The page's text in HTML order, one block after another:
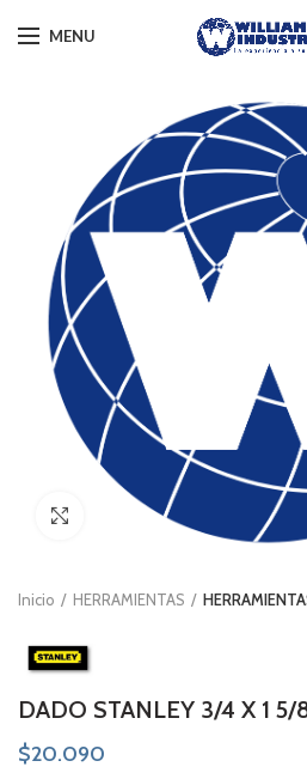
MENU
Click to enlarge
Inicio HERRAMIENTAS
DADO STANLEY 3/4 X 1 5/
$20.090